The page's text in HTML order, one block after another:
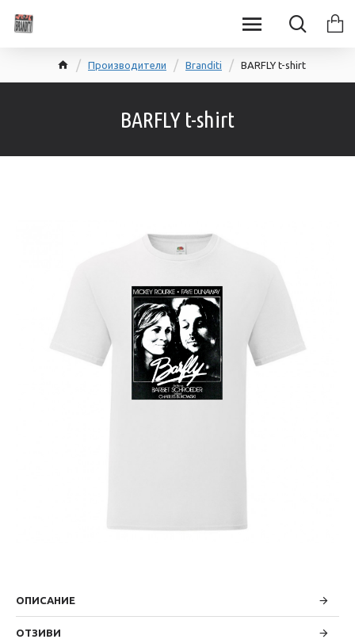
Производители Branditi BARFLY t-shirt
BARFLY t-shirt
ОПИСАНИЕ
ОТЗИВИ